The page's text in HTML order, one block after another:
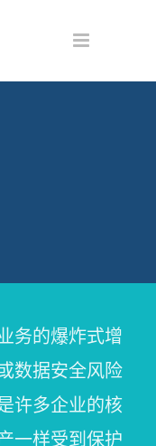
的爆炸式增
数据安全风险
许多企业的核
一样受到保护